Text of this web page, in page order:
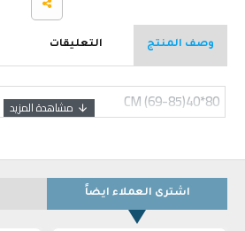
وصف المنتج التعليقات
80*40(69-85) CM
اشترى العملاء ايضاً